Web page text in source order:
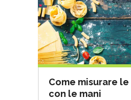
Come misurare
con le mani